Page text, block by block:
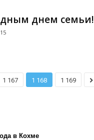
днем семьи!
1 167 1 168 1 169
в Кохме